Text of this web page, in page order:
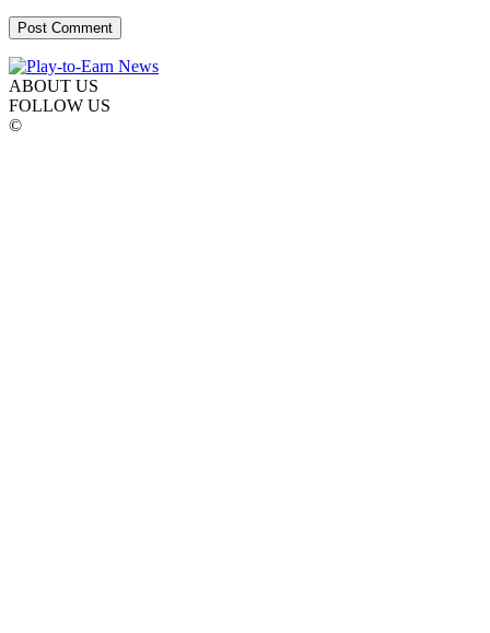
ABOUT US
FOLLOW US
©